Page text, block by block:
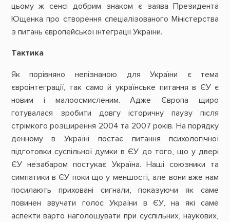
цьому ж сенсі добрим знаком є заява Президента
Ющенка про створення спеціалізованого Міністерства
з питань європейської інтеграції України.
Тактика
Як порівняно непізнаною для України є тема
євроінтеграції, так само й українське питання в ЄУ є
новим і малоосмисленим. Адже Європа щиро
готувалася зробити довгу історичну паузу після
стрімкого розширення 2004 та 2007 років. На порядку
денному в Україні постає питання психологічної
підготовки суспільної думки в ЄУ до того, що у двері
ЄУ незабаром постукає Україна. Наші союзники та
симпатики в ЄУ поки що у меншості, але вони вже нам
посилають приховані сигнали, показуючи як саме
повинен звучати голос України в ЄУ, на які саме
аспекти варто наголошувати при суспільних, наукових,